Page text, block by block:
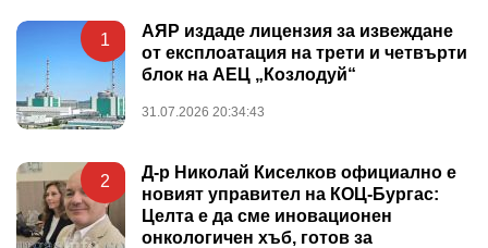
1
АЯР издаде лицензия за извеждане
от експлоатация на трети и четвърти
блок на АЕЦ „Козлодуй“
31.07.2026 20:34:43
2
Д-р Николай Киселков официално е
новият управител на КОЦ-Бургас:
Целта е да сме иновационен
онкологичен хъб, готов за